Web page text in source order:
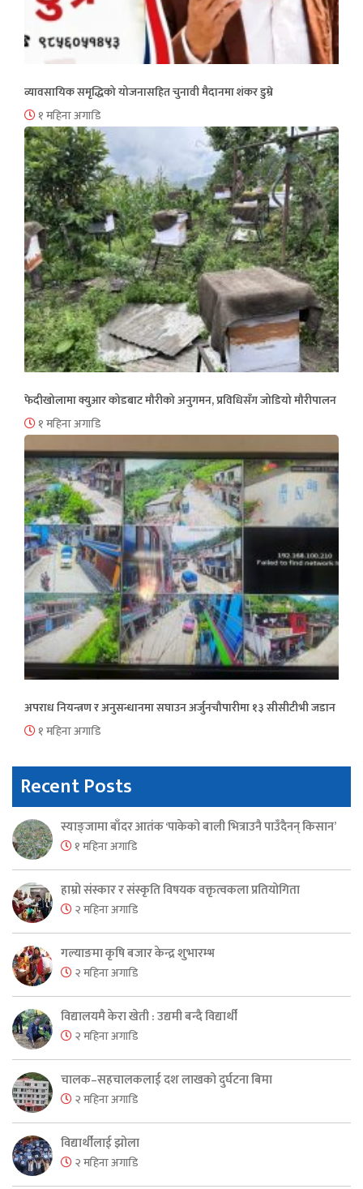
व्यावसायिक समृद्धिको योजनासहित चुनावी मैदानमा शंकर डुम्रे
१ महिना अगाडि
फेदीखोलामा क्युआर कोडबाट मौरीको अनुगमन, प्रविधिसँग जोडियो मौरीपालन
१ महिना अगाडि
अपराध नियन्त्रण र अनुसन्धानमा सघाउन अर्जुनचौपारीमा १३ सीसीटीभी जडान
१ महिना अगाडि
Recent Posts
स्याङ्जामा बाँदर आतंक ‘पाकेको बाली भित्राउनै पाउँदैनन् किसान’
१ महिना अगाडि
हाम्रो संस्कार र संस्कृति विषयक वक्तृत्वकला प्रतियोगिता
२ महिना अगाडि
गल्याङमा कृषि बजार केन्द्र शुभारम्भ
२ महिना अगाडि
विद्यालयमै केरा खेती : उद्यमी बन्दै विद्यार्थी
२ महिना अगाडि
चालक–सहचालकलाई दश लाखको दुर्घटना बिमा
२ महिना अगाडि
विद्यार्थीलाई झोला
२ महिना अगाडि